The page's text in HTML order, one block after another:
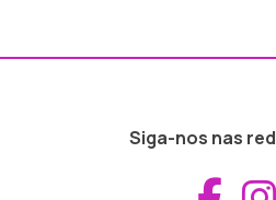
Siga-nos nas